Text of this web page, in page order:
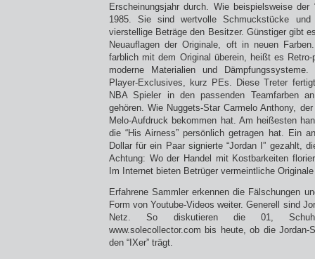
Erscheinungsjahr durch. Wie beispielsweise der
1985. Sie sind wertvolle Schmuckstücke
vierstellige Beträge den Besitzer. Günstiger gibt
Neuauflagen der Originale, oft in neuen
farblich mit dem Original überein, heißt es
moderne Materialien und
Player-Exclusives, kurz PEs. Diese Treter
NBA Spieler in den passenden Teamfarben
gehören. Wie Nuggets-Star Carmelo Anthony,
Melo-Aufdruck bekommen hat. Am heißesten
die “His Airness” persönlich getragen hat. Ein
Dollar für ein Paar signierte “Jordan I” gezahlt,
Achtung: Wo der Handel mit Kostbarkeiten
Im Internet bieten Betrüger vermeintliche
Erfahrene Sammler erkennen die Fälschungen
Form von Youtube-Videos weiter. Generell sind
Netz. So diskutieren die 01,
www.solecollector.com bis heute, ob die
den “IXer” trägt.